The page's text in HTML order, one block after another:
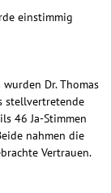
einstimmig
Dr. Thomas
stellvertretende
46 Ja-Stimmen
nahmen die
Vertrauen.